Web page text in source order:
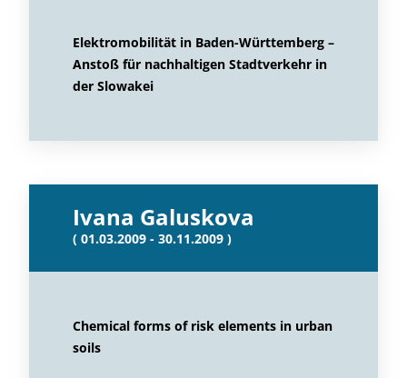
Elektromobilität in Baden-Württemberg –
Anstoß für nachhaltigen Stadtverkehr in
der Slowakei
Ivana Galuskova
( 01.03.2009 - 30.11.2009 )
Chemical forms of risk elements in urban
soils